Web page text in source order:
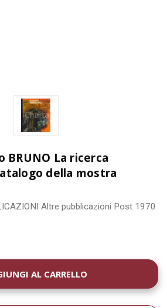
BRUNO La ricerca
della mostra
Altre pubblicazioni Post 1970